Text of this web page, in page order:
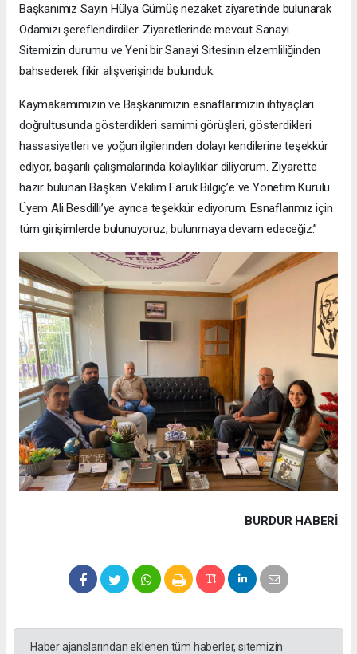
Başkanımız Sayın Hülya Gümüş nezaket ziyaretinde bulunarak
Odamızı şereflendirdiler. Ziyaretlerinde mevcut Sanayi
Sitemizin durumu ve Yeni bir Sanayi Sitesinin elzemliliğinden
bahsederek fikir alışverişinde bulunduk.
Kaymakamımızın ve Başkanımızın esnaflarımızın ihtiyaçları
doğrultusunda gösterdikleri samimi görüşleri, gösterdikleri
hassasiyetleri ve yoğun ilgilerinden dolayı kendilerine teşekkür
ediyor, başarılı çalışmalarında kolaylıklar diliyorum. Ziyarette
hazır bulunan Başkan Vekilim Faruk Bilgiç’e ve Yönetim Kurulu
Üyem Ali Besdilli’ye ayrıca teşekkür ediyorum. Esnaflarımız için
tüm girişimlerde bulunuyoruz, bulunmaya devam edeceğiz.”
BURDUR HABERİ
Haber ajanslarından eklenen tüm haberler, sitemizin